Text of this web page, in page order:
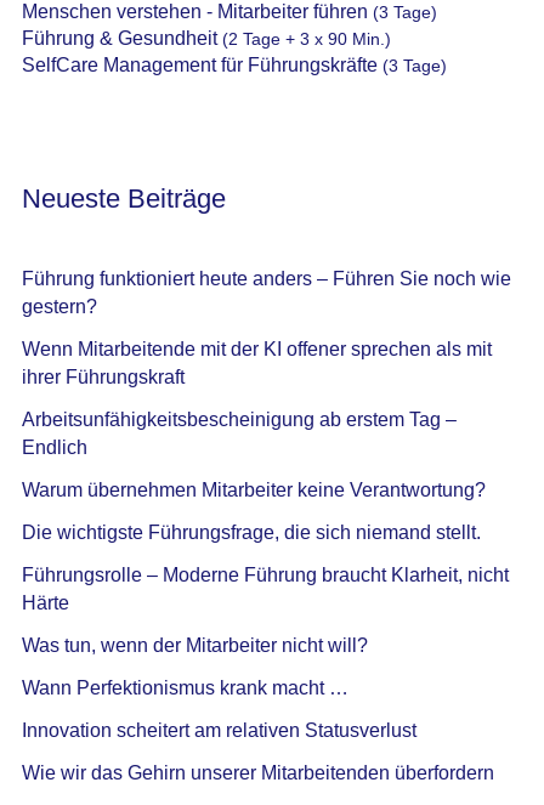
Menschen verstehen - Mitarbeiter führen (3 Tage)
Führung & Gesundheit(2 Tage + 3 x 90 Min.)
SelfCare Management für Führungskräfte(3 Tage)
Neueste Beiträge
Führung funktioniert heute anders – Führen Sie noch wie
gestern?
Wenn Mitarbeitende mit der KI offener sprechen als mit
ihrer Führungskraft
Arbeitsunfähigkeitsbescheinigung ab erstem Tag –
Endlich
Warum übernehmen Mitarbeiter keine Verantwortung?
Die wichtigste Führungsfrage, die sich niemand stellt.
Führungsrolle – Moderne Führung braucht Klarheit, nicht
Härte
Was tun, wenn der Mitarbeiter nicht will?
Wann Perfektionismus krank macht …
Innovation scheitert am relativen Statusverlust
Wie wir das Gehirn unserer Mitarbeitenden überfordern